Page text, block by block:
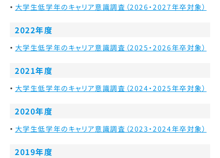
大学生低学年のキャリア意識調査（2026・2027年卒対象）
2022年度
大学生低学年のキャリア意識調査（2025・2026年卒対象）
2021年度
大学生低学年のキャリア意識調査（2024・2025年卒対象）
2020年度
大学生低学年のキャリア意識調査（2023・2024年卒対象）
2019年度